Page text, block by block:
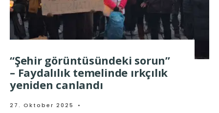
“Şehir görüntüsündeki sorun”
– Faydalılık temelinde ırkçılık
yeniden canlandı
27. Oktober 2025 •